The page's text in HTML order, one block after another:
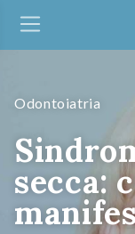
Odontoiatria
secca: